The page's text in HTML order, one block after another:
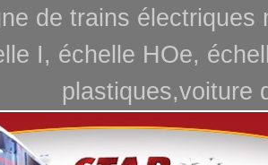
de trains
I, échelle HOe,
plastiques,voiture